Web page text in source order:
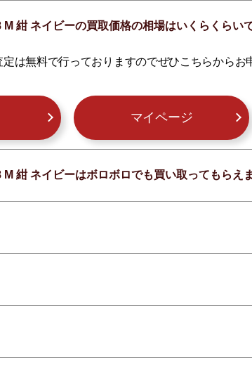
紺 ネイビーの買取価格の相場はいくらくらい
は無料で行っておりますのでぜひこちらからお
マイページ
紺 ネイビーはボロボロでも買い取ってもらえ